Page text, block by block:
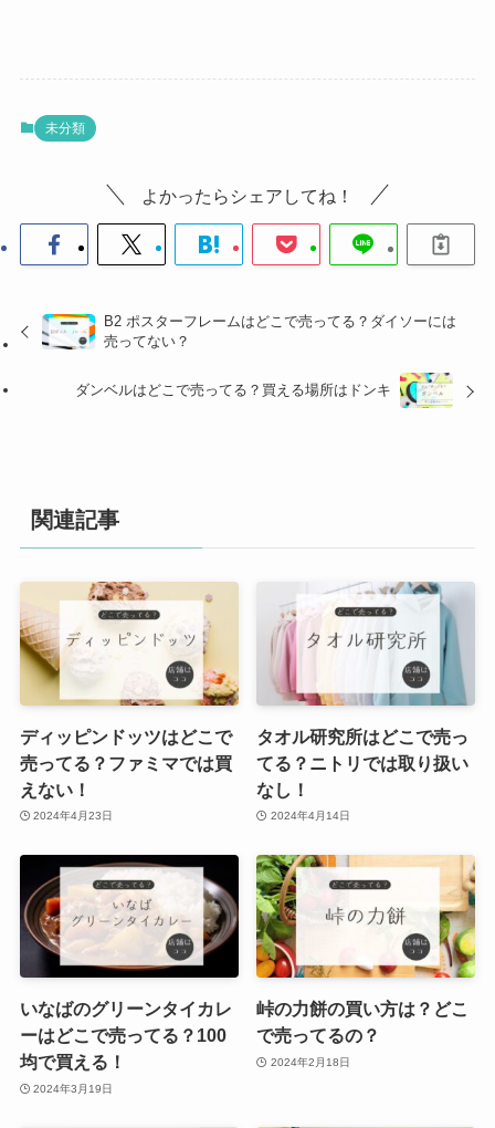
未分類
よかったらシェアしてね！
B2 ポスターフレームはどこで売ってる？ダイソーには
売ってない？
ダンベルはどこで売ってる？買える場所はドンキ
関連記事
ディッピンドッツはどこで
売ってる？ファミマでは買
えない！
2024年4月23日
タオル研究所はどこで売っ
てる？ニトリでは取り扱い
なし！
2024年4月14日
いなばのグリーンタイカレ
ーはどこで売ってる？100
均で買える！
2024年3月19日
峠の力餅の買い方は？どこ
で売ってるの？
2024年2月18日